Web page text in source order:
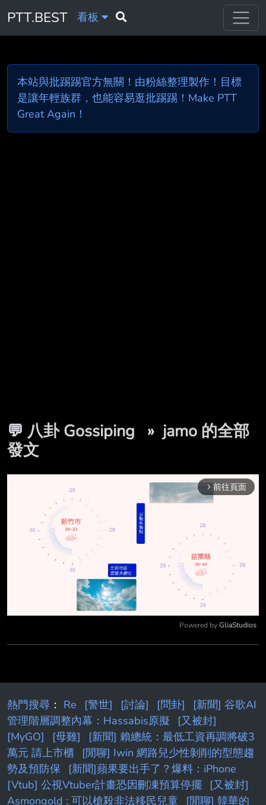
PTT.BEST 看板
本站與批踢踢官方無關！由粉絲整理製作！目標
是讓年輕族群，也能容易逛批踢踢！Make PTT
Great Again！
💬 八卦 Gossiping » jamo 的全部
發文
arrow_forward_ios 前往頁面
Powered by GliaStudios
熱門搜尋 ： Re [警世] [討論] [問卦]
[新聞] 谷歌AI
管理階層調整內幕：Hassabis原擬
[又被封]
[MyGO]
[母雞]
[新聞] 賴總統：最低工資再調將破3
萬元 請上市櫃
[閒聊] Iwin 網路兒少性剝削的型態趨
勢及預防保
[新聞]蘋果要出手了？爆料：iPhone
[Vtub] 公視Vtuber計畫恐因刪凍預算停擺
[又被封]
Asmongold : 可以槍殺非法移民兒童
[閒聊] 韓華的